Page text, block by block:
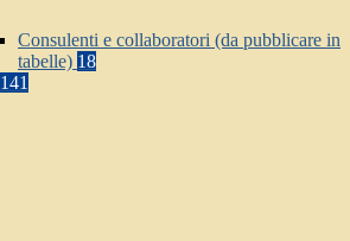
Consulenti e collaboratori (da pubblicare in
tabelle) 18
141